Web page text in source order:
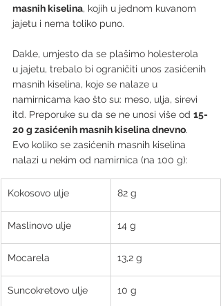
masnih kiselina, kojih u jednom kuvanom
jajetu i nema toliko puno.
Dakle, umjesto da se plašimo holesterola
u jajetu, trebalo bi ograničiti unos zasićenih
masnih kiselina, koje se nalaze u
namirnicama kao što su: meso, ulja, sirevi
itd. Preporuke su da se ne unosi više od 15-
20 g zasićenih masnih kiselina dnevno.
Evo koliko se zasićenih masnih kiselina
nalazi u nekim od namirnica (na 100 g):
Kokosovo ulje 82 g
Maslinovo ulje 14 g
Mocarela 13,2 g
Suncokretovo ulje 10 g